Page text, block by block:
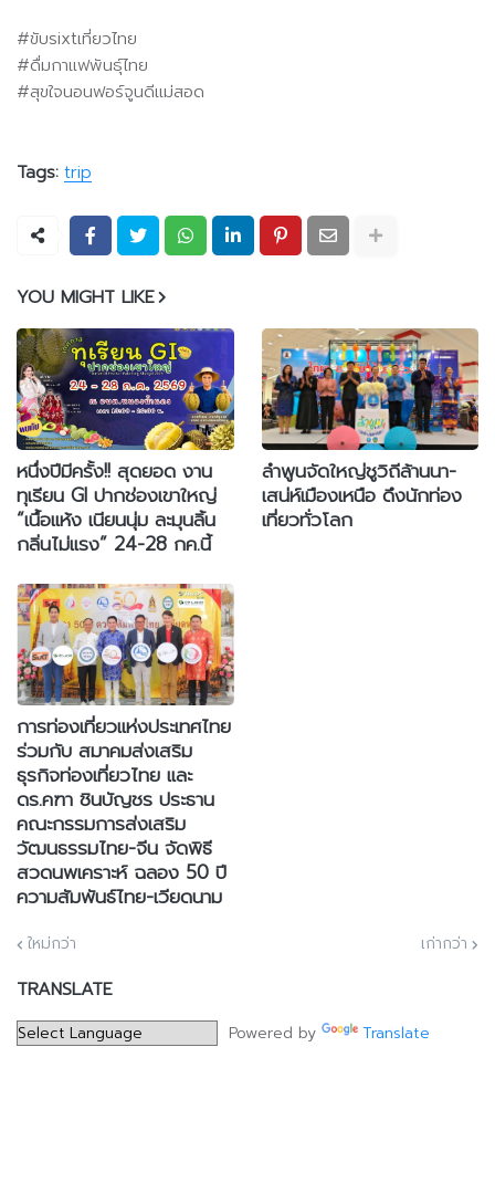
#ขับsixtเที่ยวไทย
#ดื่มกาแฟพันธุ์ไทย
#สุขใจนอนฟอร์จูนดีแม่สอด
Tags: trip
YOU MIGHT LIKE
หนึ่งปีมีครั้ง!! สุดยอด งาน
ทุเรียน GI ปากช่องเขาใหญ่
“เนื้อแห้ง เนียนนุ่ม ละมุนลิ้น
กลิ่นไม่แรง” 24-28 กค.นี้
ลำพูนจัดใหญ่ชูวิถีล้านนา-
เสน่ห์เมืองเหนือ ดึงนักท่อง
เที่ยวทั่วโลก
การท่องเที่ยวแห่งประเทศไทย
ร่วมกับ สมาคมส่งเสริม
ธุรกิจท่องเที่ยวไทย และ
ดร.คฑา ชินบัญชร ประธาน
คณะกรรมการส่งเสริม
วัฒนธรรมไทย-จีน จัดพิธี
สวดนพเคราะห์ ฉลอง 50 ปี
ความสัมพันธ์ไทย-เวียดนาม
ใหม่กว่า เก่ากว่า
TRANSLATE
Powered by Translate